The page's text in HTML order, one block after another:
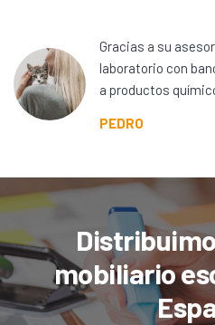
Gracias a su
laboratorio con
a productos
PEDRO
mobiliario